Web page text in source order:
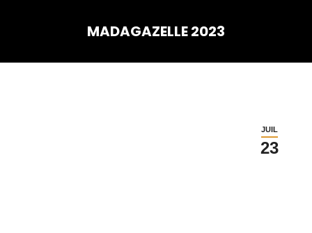
MADAGAZELLE 2023
JUIL
23